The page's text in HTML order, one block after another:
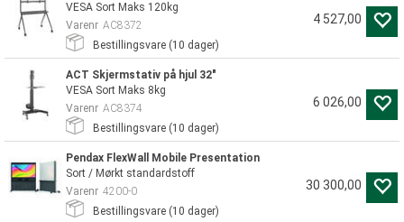
VESA Sort Maks 120kg
Varenr AC8372
Bestillingsvare (10 dager)
4 527,00
ACT Skjermstativ på hjul 32"
VESA Sort Maks 8kg
Varenr AC8374
Bestillingsvare (10 dager)
6 026,00
Pendax FlexWall Mobile Presentation
Sort / Mørkt standardstoff
Varenr 4200-0
Bestillingsvare (10 dager)
30 300,00